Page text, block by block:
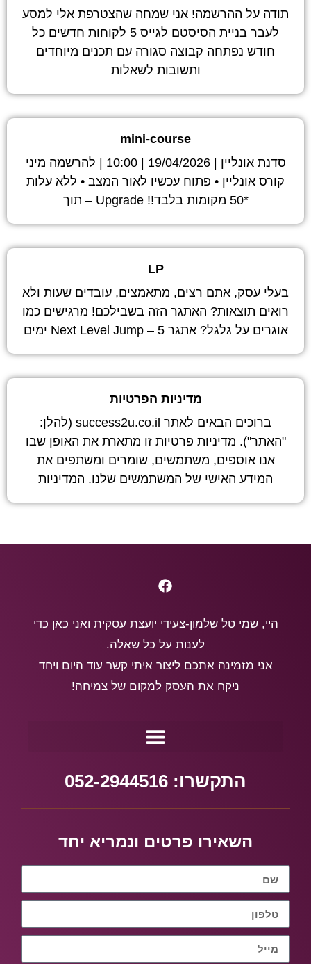
תודה על ההרשמה! אני שמחה שהצטרפת אלי למסע
לעבר בניית הסיסטם לגייס 5 לקוחות חדשים כל
חודש נפתחה קבוצה סגורה עם תכנים מיוחדים
ותשובות לשאלות
mini-course
סדנת אונליין | 19/04/2026 | 10:00 | להרשמה מיני
קורס אונליין • פתוח עכשיו לאור המצב • ללא עלות
*50 מקומות בלבד!! Upgrade – תוך
LP
בעלי עסק, אתם רצים, מתאמצים, עובדים שעות ולא
רואים תוצאות? האתגר הזה בשבילכם! מרגישים כמו
אוגרים על גלגל? אתגר Next Level Jump – 5 ימים
מדיניות הפרטיות
ברוכים הבאים לאתר success2u.co.il (להלן:
"האתר"). מדיניות פרטיות זו מתארת את האופן שבו
אנו אוספים, משתמשים, שומרים ומשתפים את
המידע האישי של המשתמשים שלנו. המדיניות
היי, שמי טל שלמון-צעידי יועצת עסקית ואני כאן כדי
לענות על כל שאלה.
אני מזמינה אתכם ליצור איתי קשר עוד היום ויחד
ניקח את העסק למקום של צמיחה!
התקשרו: 052-2944516
השאירו פרטים ונמריא יחד